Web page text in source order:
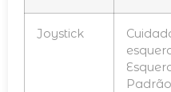
Joystick